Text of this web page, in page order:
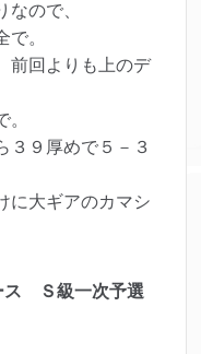
なので、
で。
前回よりも上のデ
３９厚めで５－３
に大ギアのカマシ
ス Ｓ級一次予選